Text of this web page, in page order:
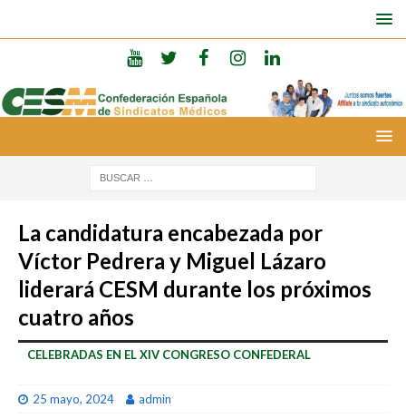
La candidatura encabezada por
Víctor Pedrera y Miguel Lázaro
liderará CESM durante los próximos
cuatro años
CELEBRADAS EN EL XIV CONGRESO CONFEDERAL
25 mayo, 2024 admin